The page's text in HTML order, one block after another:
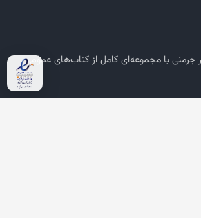
جرمنی با مجموعه‌ای کامل از کتاب‌های عمومی،